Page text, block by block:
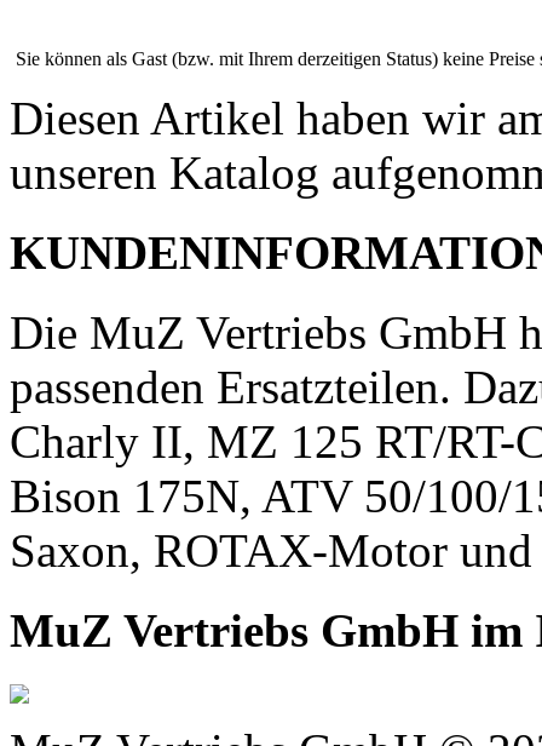
Sie können als Gast (bzw. mit Ihrem derzeitigen Status) keine Preise
Diesen Artikel haben wir
unseren Katalog
Die MuZ Vertriebs GmbH
passenden Ersatzteilen.
Charly II, MZ 125 RT/RT-
Bison 175N, ATV 50/100/
Saxon, ROTAX-Motor
MuZ Vertriebs GmbH im